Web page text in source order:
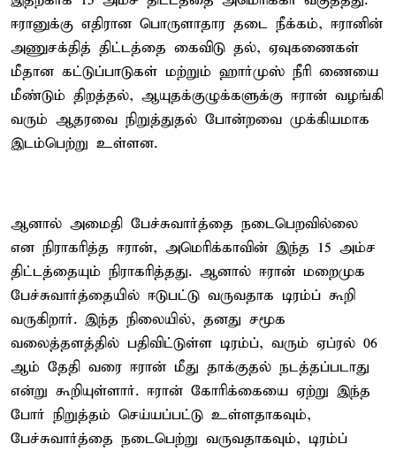
ஈரானுக்கு எதிரான பொருளாதார தடை நீக்கம், ஈரானின்
அணுசக்தித் திட்டத்தை கைவிடு தல், ஏவுகணைகள்
மீதான கட்டுப்பாடுகள் மற்றும் ஹார்முஸ் நீரி ணையை
மீண்டும் திறத்தல், ஆயுதக்குழுக்களுக்கு ஈரான் வழங்கி
வரும் ஆதரவை நிறுத்துதல் போன்றவை முக்கியமாக
இடம்பெற்று உள்ளன.
ஆனால் அமைதி பேச்சுவார்த்தை நடைபெறவில்லை
என நிராகரித்த ஈரான், அமெரிக்காவின் இந்த 15 அம்ச
திட்டத்தையும் நிராகரித்தது. ஆனால் ஈரான் மறைமுக
பேச்சுவார்த்தையில் ஈடுபட்டு வருவதாக டிரம்ப் கூறி
வருகிறார். இந்த நிலையில், தனது சமூக
வலைத்தளத்தில் பதிவிட்டுள்ள டிரம்ப், வரும் ஏப்ரல் 06
ஆம் தேதி வரை ஈரான் மீது தாக்குதல் நடத்தப்படாது
என்று கூறியுள்ளார். ஈரான் கோரிக்கையை ஏற்று இந்த
போர் நிறுத்தம் செய்யப்பட்டு உள்ளதாகவும்,
பேச்சுவார்த்தை நடைபெற்று வருவதாகவும், டிரம்ப்